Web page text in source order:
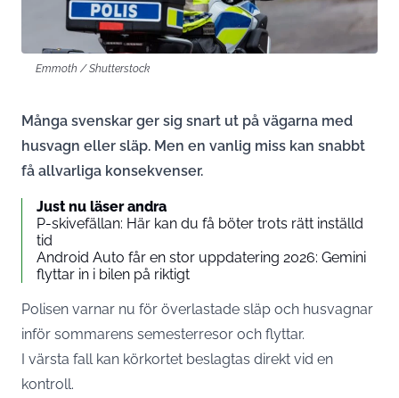
Emmoth / Shutterstock
Många svenskar ger sig snart ut på vägarna med
husvagn eller släp. Men en vanlig miss kan snabbt
få allvarliga konsekvenser.
Just nu läser andra
P-skivefällan: Här kan du få böter trots rätt inställd
tid
Android Auto får en stor uppdatering 2026: Gemini
flyttar in i bilen på riktigt
Polisen varnar nu för överlastade släp och husvagnar
inför sommarens semesterresor och flyttar.
I värsta fall kan körkortet beslagtas direkt vid en
kontroll.